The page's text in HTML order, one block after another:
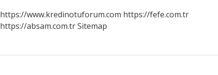
https://www.kredinotuforum.com https://fefe.com.tr
https://absam.com.trSitemap